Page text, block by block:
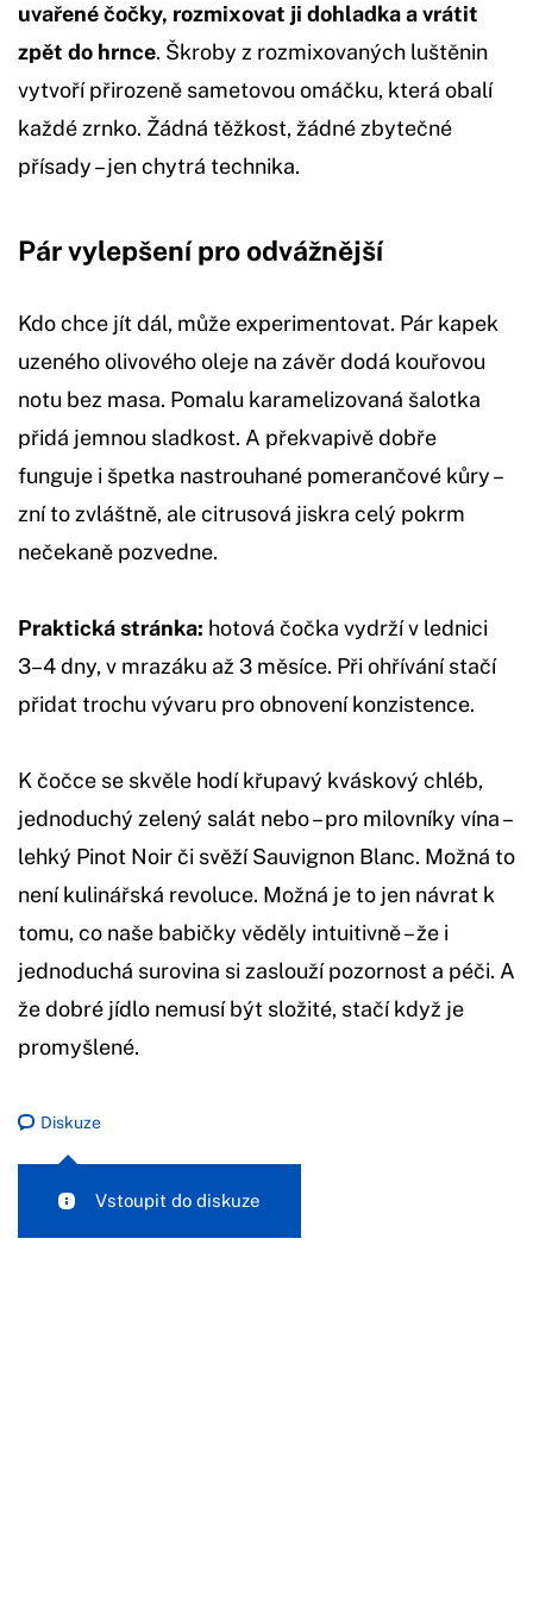
uvařené čočky, rozmixovat ji dohladka a vrátit
zpět do hrnce. Škroby z rozmixovaných luštěnin
vytvoří přirozeně sametovou omáčku, která obalí
každé zrnko. Žádná těžkost, žádné zbytečné
přísady – jen chytrá technika.
Pár vylepšení pro odvážnější
Kdo chce jít dál, může experimentovat. Pár kapek
uzeného olivového oleje na závěr dodá kouřovou
notu bez masa. Pomalu karamelizovaná šalotka
přidá jemnou sladkost. A překvapivě dobře
funguje i špetka nastrouhané pomerančové kůry –
zní to zvláštně, ale citrusová jiskra celý pokrm
nečekaně pozvedne.
Praktická stránka: hotová čočka vydrží v lednici
3–4 dny, v mrazáku až 3 měsíce. Při ohřívání stačí
přidat trochu vývaru pro obnovení konzistence.
K čočce se skvěle hodí křupavý kváskový chléb,
jednoduchý zelený salát nebo – pro milovníky vína –
lehký Pinot Noir či svěží Sauvignon Blanc. Možná to
není kulinářská revoluce. Možná je to jen návrat k
tomu, co naše babičky věděly intuitivně – že i
jednoduchá surovina si zaslouží pozornost a péči. A
že dobré jídlo nemusí být složité, stačí když je
promyšlené.
Diskuze
Vstoupit do diskuze